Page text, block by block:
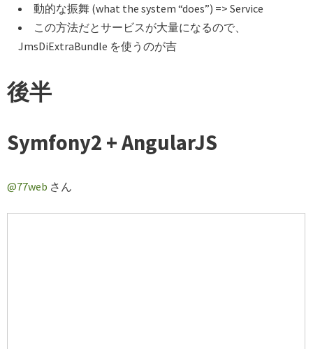
動的な振舞 (what the system “does”) => Service
この方法だとサービスが大量になるので、
JmsDiExtraBundle を使うのが吉
後半
Symfony2 + AngularJS
@77web さん